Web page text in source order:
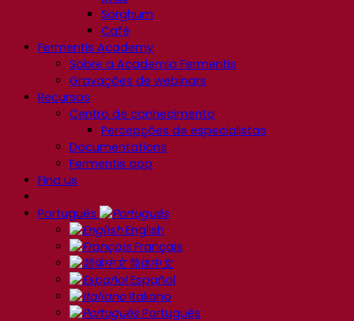
Sorghum
Café
Fermentis Academy
Sobre a Academia Fermentis
Gravações de webinars
Recursos
Centro de conhecimento
Percepções de especialistas
Documentations
Fermentis app
Find us
Português
English
Français
简体中文
Español
Italiano
Português